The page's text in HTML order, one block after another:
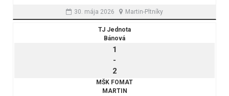
30. mája 2026
Martin-Pltníky
TJ Jednota
Bánová
1
-
2
MŠK FOMAT
MARTIN